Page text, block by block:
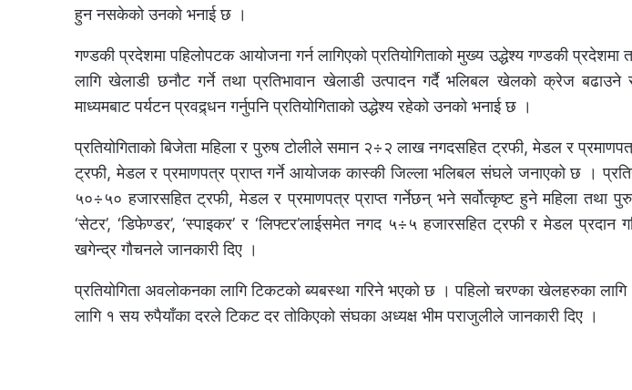
हुन नसकेको उनको भनाई छ ।
गण्डकी प्रदेशमा पहिलोपटक आयोजना गर्न लागिएको प्रतियोगिताको मुख्य उद्धेश्य गण्डकी प्रदेशमा
लागि खेलाडी छनौट गर्ने तथा प्रतिभावान खेलाडी उत्पादन गर्दै भलिबल खेलको क्रेज
माध्यमबाट पर्यटन प्रवद्र्धन गर्नुपनि प्रतियोगिताको उद्धेश्य रहेको उनको भनाई छ ।
प्रतियोगिताको बिजेता महिला र पुरुष टोलीले समान २÷२ लाख नगदसहित ट्रफी, मेडल र
ट्रफी, मेडल र प्रमाणपत्र प्राप्त गर्ने आयोजक कास्की जिल्ला भलिबल संघले जनाएको छ ।
५०÷५० हजारसहित ट्रफी, मेडल र प्रमाणपत्र प्राप्त गर्नेछन् भने सर्वोत्कृष्ट हुने महिला तथा
‘सेटर’, ‘डिफेण्डर’, ‘स्पाइकर’ र ‘लिफ्टर’लाईसमेत नगद ५÷५ हजारसहित ट्रफी र मेडल
खगेन्द्र गौचनले जानकारी दिए ।
प्रतियोगिता अवलोकनका लागि टिकटको ब्यबस्था गरिने भएको छ । पहिलो चरण्का खेलहरुका
लागि १ सय रुपैयाँका दरले टिकट दर तोकिएको संघका अध्यक्ष भीम पराजुलीले जानकारी दिए ।